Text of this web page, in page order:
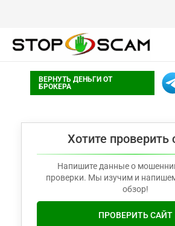
ВЕРНУТЬ ДЕНЬГИ ОТ
БРОКЕРА
Хотите проверить
Напишите данные о
проверки. Мы изучим и
обзор!
ПРОВЕРИТЬ САЙТ